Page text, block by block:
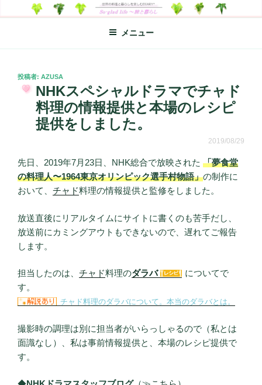
ン
ン
SO-GLAD LIFE～旅と暮らし
世界の料理のエッセイやレシピ、シンプルライフ、楽しい暮らしなどを
綴る、世界248か国を旅した松本あづさのDIARYです
メニュー
投
稿
投稿者: AZUSA
NHKスペシャルドラマでチャド
料理の情報提供と本場のレシピ
提供をしました。
2019/08/29
先日、2019年7月23日、NHK総合で放映された 「夢食堂
の料理人〜1964東京オリンピック選手村物語」の制作に
おいて、 チャド料理の情報提供と監修をしました。
放送直後にリアルタイムにサイトに書くのも苦手だし、
放送前にカミングアウトもできないので、遅れてご報告
します。
担当したのは、 チャド料理のダラバ
についてで
す。
チャド料理のダラバについて。本当のダラバとは。
撮影時の調理は別に担当者がいらっしゃるので（私とは
面識なし）、私は事前情報提供と、本場のレシピ提供で
す。